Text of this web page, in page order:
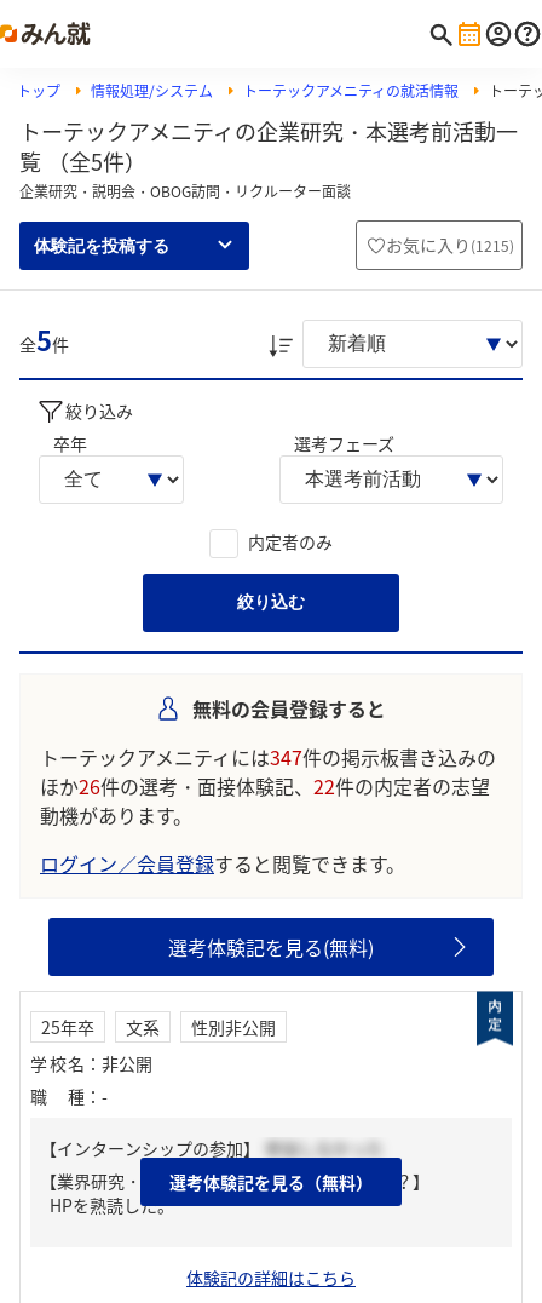
トップ 情報処理/システム トーテックアメニティの就活情報 トーテ
トーテックアメニティの企業研究・本選考前活動一
覧 （全5件）
企業研究・説明会・OBOG訪問・リクルーター面談
体験記を投稿する お気に入り (1215)
全5件
絞り込み
卒年
選考フェーズ
内定者のみ
絞り込む
無料の会員登録すると
トーテックアメニティには347件の掲示板書き込みの
ほか26件の選考・面接体験記、 22件の内定者の志望
動機があります。
ログイン／会員登録すると閲覧できます。
選考体験記を見る(無料)
25年卒 文系
性別非公開
学校名 ： 非公開
職種 ： -
【インターンシップの参加】
参加しなかった
【業界研究・企業研究はどんな風にしましたか？】
HPを熟読した。
選考体験記を見る（無料）
体験記の詳細はこちら